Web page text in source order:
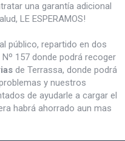
una garantía adicional
LE ESPERAMOS!
público, repartido en dos
157 donde podrá recoger
de Terrassa, donde podrá
y nuestros
de ayudarle a cargar el
habrá ahorrado aun mas